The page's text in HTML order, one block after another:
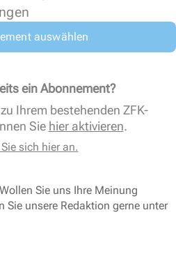
auswählen
ein Abonnement?
Ihrem bestehenden ZFK-
Sie hier aktivieren.
sich hier an.
Sie uns Ihre Meinung
Sie unsere Redaktion gerne unter